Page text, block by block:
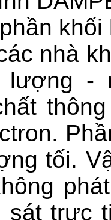
nhà
lượng -
tối.
trực